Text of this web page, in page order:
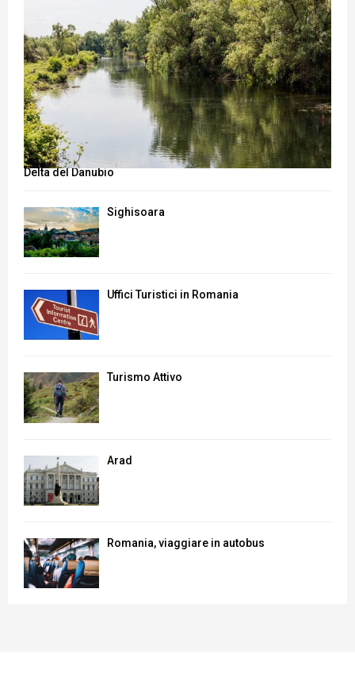
Delta del Danubio
Sighisoara
Uffici Turistici in Romania
Turismo Attivo
Arad
Romania, viaggiare in autobus